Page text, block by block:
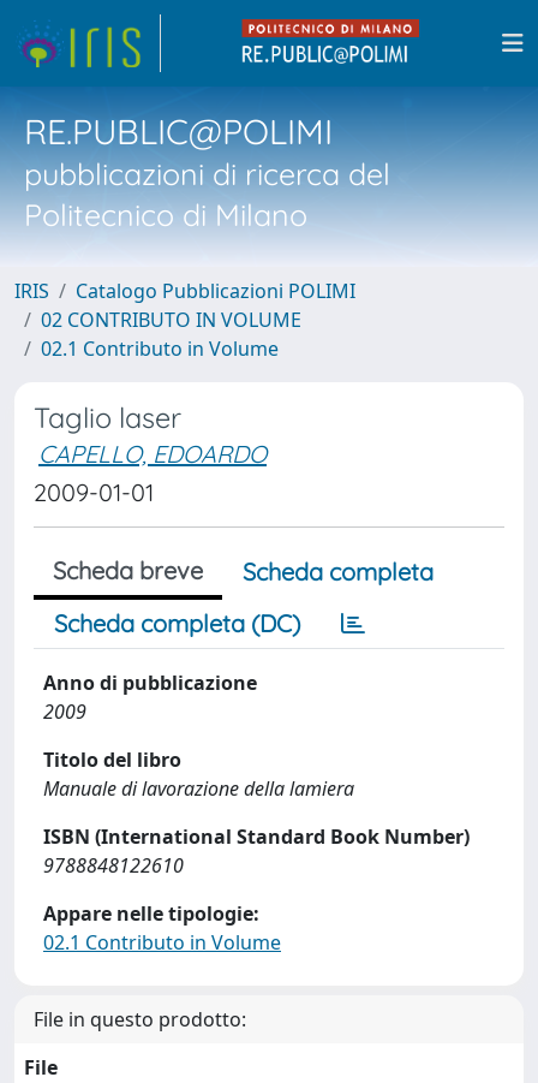
RE.PUBLIC@POLIMI
pubblicazioni di ricerca del
Politecnico di Milano
IRIS
Catalogo Pubblicazioni POLIMI
02 CONTRIBUTO IN VOLUME
02.1 Contributo in Volume
Taglio laser
CAPELLO, EDOARDO
2009-01-01
Scheda breve
Scheda completa
Scheda completa (DC)
Anno di pubblicazione
2009
Titolo del libro
Manuale di lavorazione della lamiera
ISBN (International Standard Book Number)
9788848122610
Appare nelle tipologie:
02.1 Contributo in Volume
File in questo prodotto:
File